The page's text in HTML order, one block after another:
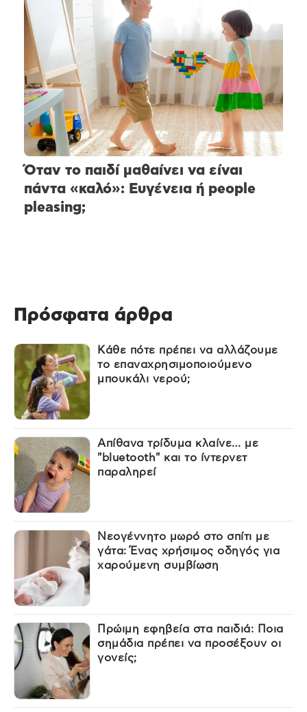
Όταν το παιδί μαθαίνει να είναι
πάντα «καλό»: Ευγένεια ή people
pleasing;
Πρόσφατα άρθρα
Κάθε πότε πρέπει να αλλάζουμε
το επαναχρησιμοποιούμενο
μπουκάλι νερού;
Απίθανα τρίδυμα κλαίνε… με
"bluetooth" και το ίντερνετ
παραληρεί
Νεογέννητο μωρό στο σπίτι με
γάτα: Ένας χρήσιμος οδηγός για
χαρούμενη συμβίωση
Πρώιμη εφηβεία στα παιδιά: Ποια
σημάδια πρέπει να προσέξουν οι
γονείς;